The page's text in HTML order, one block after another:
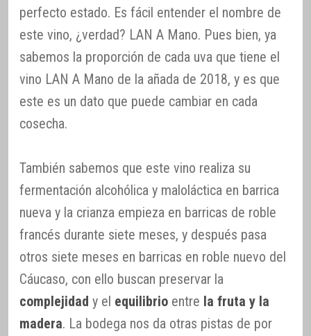
perfecto estado. Es fácil entender el nombre de
este vino, ¿verdad? LAN A Mano. Pues bien, ya
sabemos la proporción de cada uva que tiene el
vino LAN A Mano de la añada de 2018, y es que
este es un dato que puede cambiar en cada
cosecha.
También sabemos que este vino realiza su
fermentación alcohólica y maloláctica en barrica
nueva y la crianza empieza en barricas de roble
francés durante siete meses, y después pasa
otros siete meses en barricas en roble nuevo del
Cáucaso, con ello buscan preservar la
complejidad y el equilibrio entre la fruta y la
madera. La bodega nos da otras pistas de por